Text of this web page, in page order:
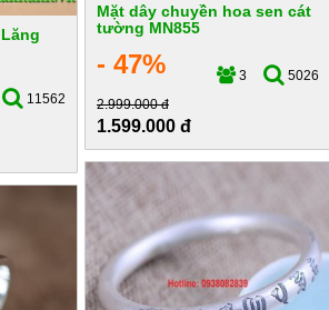
Mặt dây chuyền hoa sen cát
tường MN855
- 47% 3
5026
2.999.000 đ
1.599.000 đ
11562